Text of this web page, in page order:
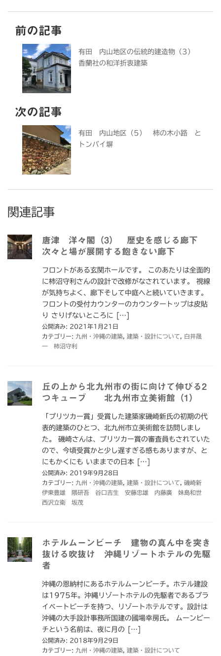
前の記事
有田 内山地区の伝統的建造物（3）
香蘭社の和洋折衷建築
次の記事
有田 内山地区（5） 柿の木小路 と
トンバイ塀
関連記事
唐津 洋々閣（3） 歴史を感じる廊下
次々と場が展開する飽きない廊下
フロントがある玄関ホールです。 このあたりは全面的
に柿沼守利さんの設計で改修がなされています。 視線
が気持ちよく、廊下そして中庭へと続いていきます。
フロントの受付カウンターのカウンタートップは皮貼
り さりげないところに […]
公開済み: 2021年1月21日
カテゴリー: 九州・沖縄の建築 建築・設計について
白井晟
一 柿沼守利
丘の上から北九州市の街に向けて伸びる2
つキューブ 北九州市立美術館（1）
「プリツカー賞」受賞した建築家磯崎新氏の初期の代
表的建築のひとつ、北九州市立美術館を訪問しまし
た。 磯崎さんは、プリツカー賞の審査員もされていた
ので、今頃受賞かと少し遅すぎる感もありますが、と
にもかくにも いままでの日本 […]
公開済み: 2019年9月28日
カテゴリー: 九州・沖縄の建築 建築・設計について
磯崎新
伊東豊雄 隈研吾 谷口吉生 安藤忠雄 内藤廣 妹島和世
西沢立衛 坂茂
ホテルムーンビーチ 建物の真ん中を突き
抜ける吹抜け 沖縄リゾートホテルの先駆
者
沖縄の恩納村にあるホテルムーンビーチ。ホテル建設
は1975年。沖縄リゾートホテルの先駆者であるプラ
イベートビーチを持つ、リゾートホテルです。設計は
沖縄の大手設計事務所国建の國場幸房氏。 ムーンビー
チという名前は、夜に月の […]
公開済み: 2018年9月29日
カテゴリー: 九州・沖縄の建築 建築・設計について